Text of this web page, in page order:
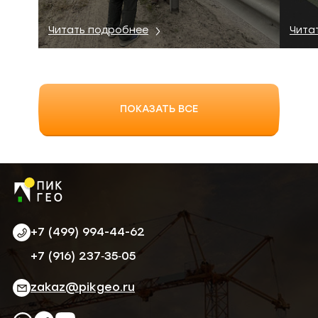
Читать подробнее
ПОКАЗАТЬ ВСЕ
+7 (499) 994-44-62
‪+7 (916) 237‑35‑05‬
zakaz@pikgeo.ru